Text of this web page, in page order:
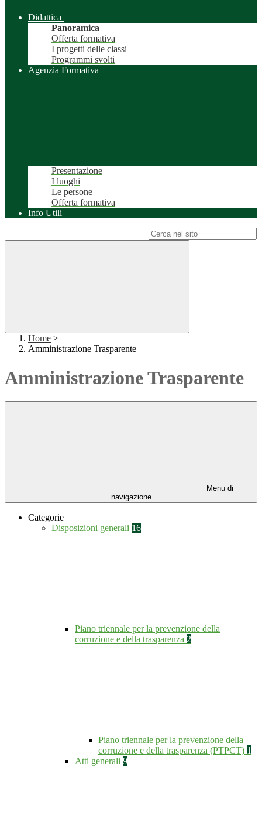
Didattica
Panoramica
Offerta formativa
I progetti delle classi
Programmi svolti
Agenzia Formativa
Presentazione
I luoghi
Le persone
Offerta formativa
Info Utili
Home >
Amministrazione Trasparente
Amministrazione Trasparente
Menu di
navigazione
Categorie
Disposizioni generali 16
Piano triennale per la prevenzione della
corruzione e della trasparenza 2
Piano triennale per la prevenzione della
corruzione e della trasparenza (PTPCT) 1
Atti generali 9